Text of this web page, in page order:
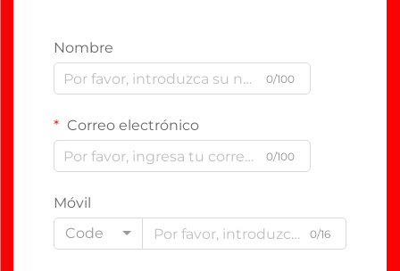
Nombre
0/100
Correo electrónico
0/100
Móvil
Code
0/16